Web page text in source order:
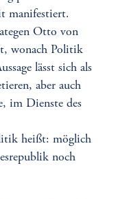
manifestiert.
Otto von
wonach Politik
lässt sich als
aber auch
im Dienste des
heißt: möglich
noch